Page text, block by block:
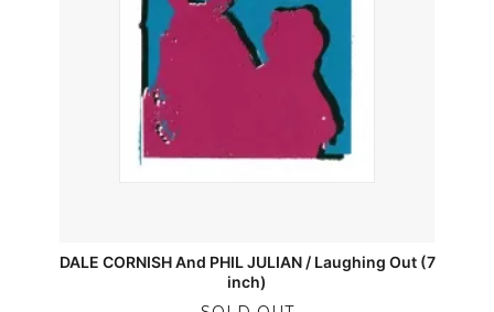
DALE CORNISH And PHIL JULIAN / Laughing Out (7
inch)